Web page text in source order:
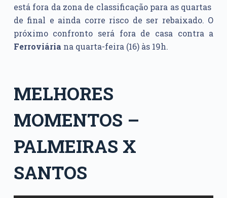
está fora da zona de classificação para as quartas
de final e ainda corre risco de ser rebaixado. O
próximo confronto será fora de casa contra a
Ferroviária na quarta-feira (16) às 19h.
MELHORES
MOMENTOS –
PALMEIRAS X
SANTOS